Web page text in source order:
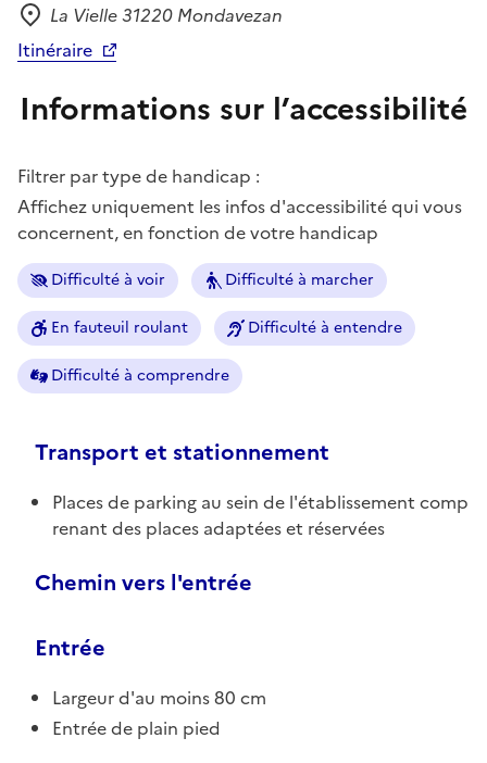
Adresse
La Vielle 31220 Mondavezan
Itinéraire
Informations sur l’accessibilité
Filtrer par type de handicap :
Affichez uniquement les infos d'accessibilité qui vous
concernent, en fonction de votre handicap
Difficulté à voir Difficulté à marcher
En fauteuil roulant Difficulté à entendre
Difficulté à comprendre
Transport et stationnement
Places de parking au sein de l'établissement comp
renant des places adaptées et réservées
Chemin vers l'entrée
Entrée
Largeur d'au moins 80 cm
Entrée de plain pied